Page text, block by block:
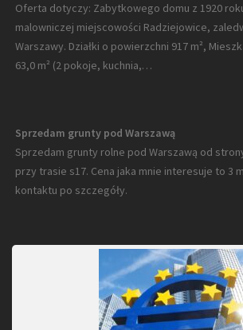
Oferta dotyczy: Zabytkowego domu z 1920
malowniczej miejscowości Radziejowice,
Warszawy. Działki o powierzchni 917 m²,
63,0 m² (2 pokoje, kuchnia,…
Sprzedam grunty pod Warszawą
Sprzedam grunty rolne pod Warszawą od
przy trasie s17. Cena jaka mnie interesuje to 3
kontaktu po szczegóły.